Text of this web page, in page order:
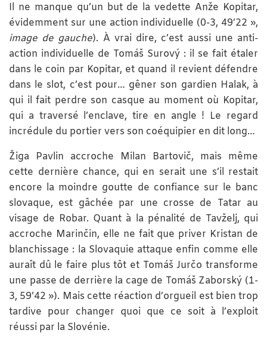
Il ne manque qu’un but de la vedette Anže Kopitar,
évidemment sur une action individuelle (0-3, 49’22 »,
image de gauche). À vrai dire, c’est aussi une anti-
action individuelle de Tomáš Surový : il se fait étaler
dans le coin par Kopitar, et quand il revient défendre
dans le slot, c’est pour… gêner son gardien Halak, à
qui il fait perdre son casque au moment où Kopitar,
qui a traversé l’enclave, tire en angle ! Le regard
incrédule du portier vers son coéquipier en dit long…
Žiga Pavlin accroche Milan Bartovič, mais même
cette dernière chance, qui en serait une s’il restait
encore la moindre goutte de confiance sur le banc
slovaque, est gâchée par une crosse de Tatar au
visage de Robar. Quant à la pénalité de Tavželj, qui
accroche Marinčin, elle ne fait que priver Kristan de
blanchissage : la Slovaquie attaque enfin comme elle
auraît dû le faire plus tôt et Tomáš Jurčo transforme
une passe de derrière la cage de Tomáš Zaborský (1-
3, 59’42 »). Mais cette réaction d’orgueil est bien trop
tardive pour changer quoi que ce soit à l’exploit
réussi par la Slovénie.